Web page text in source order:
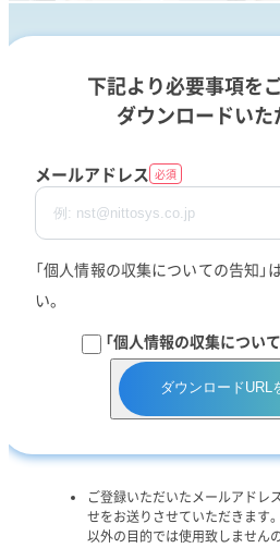
下記より必要事項を
ダウンロードいた
メールアドレス 必須
「個人情報の収集についての告知」
い。
「個人情報の収集につい
ダウンロードURL
ご登録いただいたメールアドレ
せをお送りさせていただきます
以外の目的では使用致しません